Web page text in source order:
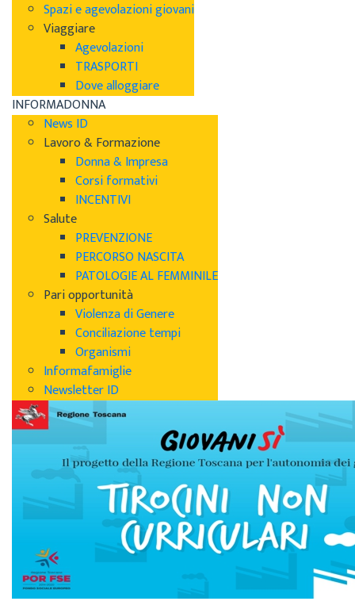
Spazi e agevolazioni giovani
Viaggiare
Agevolazioni
TRASPORTI
Dove alloggiare
INFORMADONNA
News ID
Lavoro & Formazione
Donna & Impresa
Corsi formativi
INCENTIVI
Salute
PREVENZIONE
PERCORSO NASCITA
PATOLOGIE AL FEMMINILE
Pari opportunità
Violenza di Genere
Conciliazione tempi
Organismi
Informafamiglie
Newsletter ID